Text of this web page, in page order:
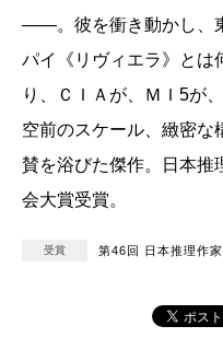
――。彼を衝き動かし、
パイ《リヴィエラ》と
り、ＣＩＡが、ＭＩ5が
空前のスケール、緻密な
賛を浴びた傑作。日本推
会大賞受賞。
受賞 第46回 日本推理作